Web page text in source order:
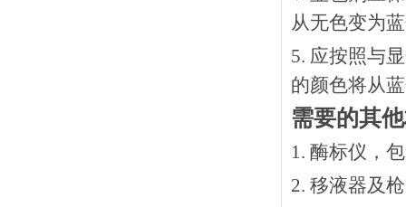
从无色变为
5. 应按照与
的颜色将从
需要的其
1. 酶标仪，
2. 移液器及